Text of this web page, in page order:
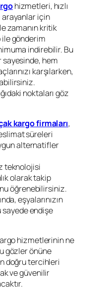
hizmetleri, hızlı
için
zamanın kritik
gönderim
indirebilir. Bu
hem
karşılarken,
noktaları göz
kargo firmaları,
süreleri
alternatifler
teknolojisi
olarak takip
öğrenebilirsiniz.
eşyalarınızın
sayede endişe
hizmetlerinin ne
gözler önüne
doğru tercihleri
ve güvenilir